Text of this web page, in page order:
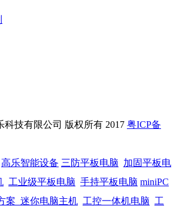
科技有限公司 版权所有 2017 粤ICP备
高乐智能设备 三防平板电脑 加固平板电
工业级平板电脑 手持平板电脑 miniPC
案 迷你电脑主机 工控一体机电脑 工